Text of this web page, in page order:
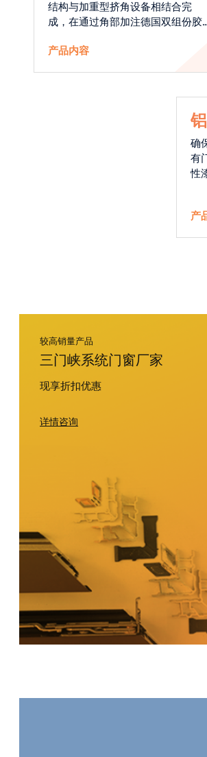
结构与加重型挤角设备相结合完
成，在通过角部加注德国双组份胶
强度，促使窗使用寿命提升5-10
产品内容
确
有
性
产
较高销量产品
三门峡系统门窗厂家
现享折扣优惠
详情咨询
HOT
88平开窗
88平开窗是门窗技术新时代的门窗系统。可实现
大的阳光进入并获得更多的太阳能，良好的操作及
可靠的功能。保养方便，牢固耐用。
宝贝详情